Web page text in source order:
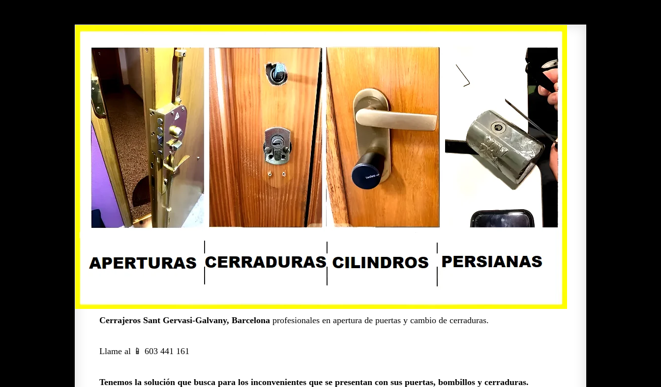
Cerrajeros Sant Gervasi-Galvany, Barcelona profesionales en apertura de puertas y cambio de cerraduras.
Llame al 📱 603 441 161
Tenemos la solución que busca para los inconvenientes que se presentan con sus puertas, bombillos y cerraduras.